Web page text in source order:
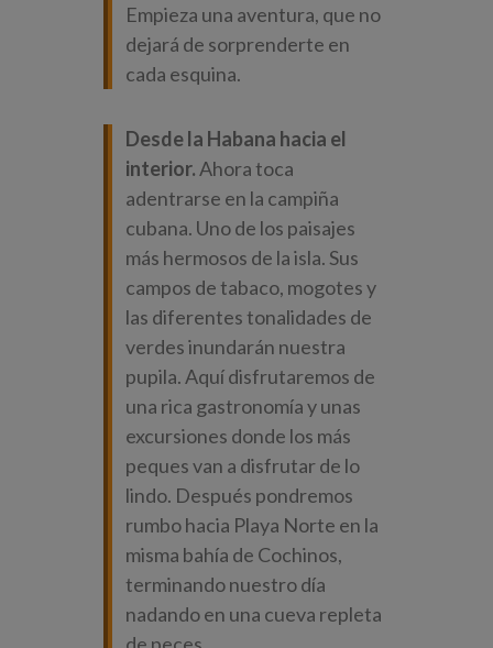
Empieza una aventura, que no
dejará de sorprenderte en
cada esquina.
Desde la Habana hacia el
interior. Ahora toca
adentrarse en la campiña
cubana. Uno de los paisajes
más hermosos de la isla. Sus
campos de tabaco, mogotes y
las diferentes tonalidades de
verdes inundarán nuestra
pupila. Aquí disfrutaremos de
una rica gastronomía y unas
excursiones donde los más
peques van a disfrutar de lo
lindo. Después pondremos
rumbo hacia Playa Norte en la
misma bahía de Cochinos,
terminando nuestro día
nadando en una cueva repleta
de peces.